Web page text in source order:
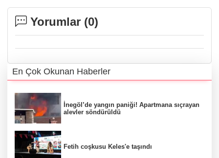
Yorumlar (0)
En Çok Okunan Haberler
İnegöl’de yangın paniği! Apartmana sıçrayan
alevler söndürüldü
Fetih coşkusu Keles'e taşındı